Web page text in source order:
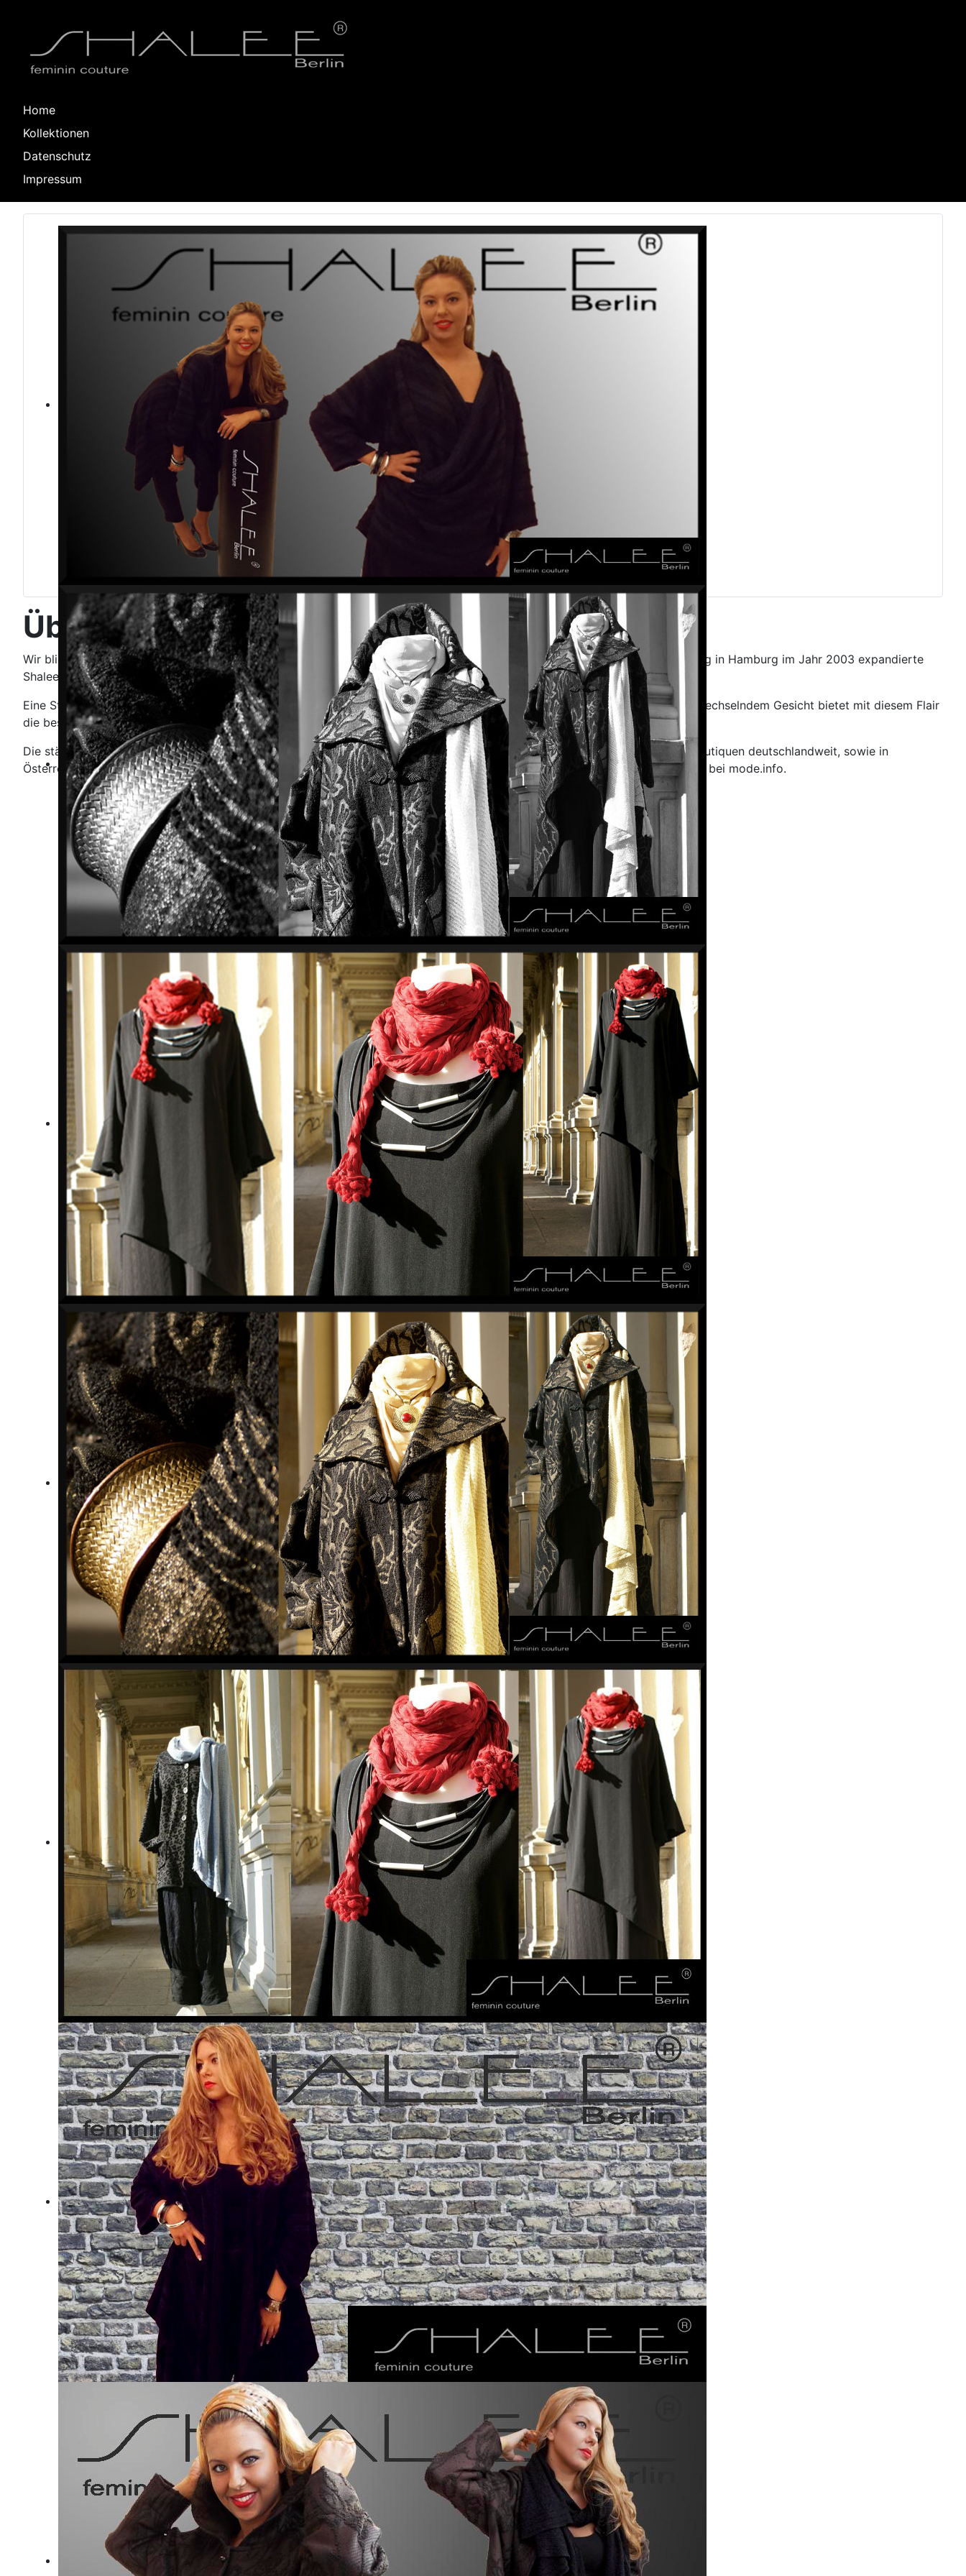
Home
Kollektionen
Datenschutz
Impressum
Über uns
Wir blicken auf eine langjährige Erfahrung im Bereich der Damenoberbekleidung in großen Größen zurück. Nach der Gründung in Hamburg im Jahr 2003 expandierte
Shalee Berlin 2004 in die Modestadt Berlin mit dem Sitz in Berlin-Mariendorf.
Eine Stadt, die weltweit für Fashion und Lifestyle steht, eine Stadt mit einem so unverwechselbaren Charakter und doch so wechselndem Gesicht bietet mit diesem Flair
die besten Voraussetzungen zur Inspiration und kreativen Auseinandersetzung mit dem Zeitgeist einer Weltmetropole.
Die ständig wachsende Zahl an Kunden bestätigt uns die Richtigkeit unserer Philosophie. Shalee Berlin beliefert zahlreiche Boutiquen deutschlandweit, sowie in
Österreich, Spanien und in der Schweiz. Das Label Shalee Berlin präsentiert sich mit seiner exklusiven Damenmode jetzt auch bei mode.info.